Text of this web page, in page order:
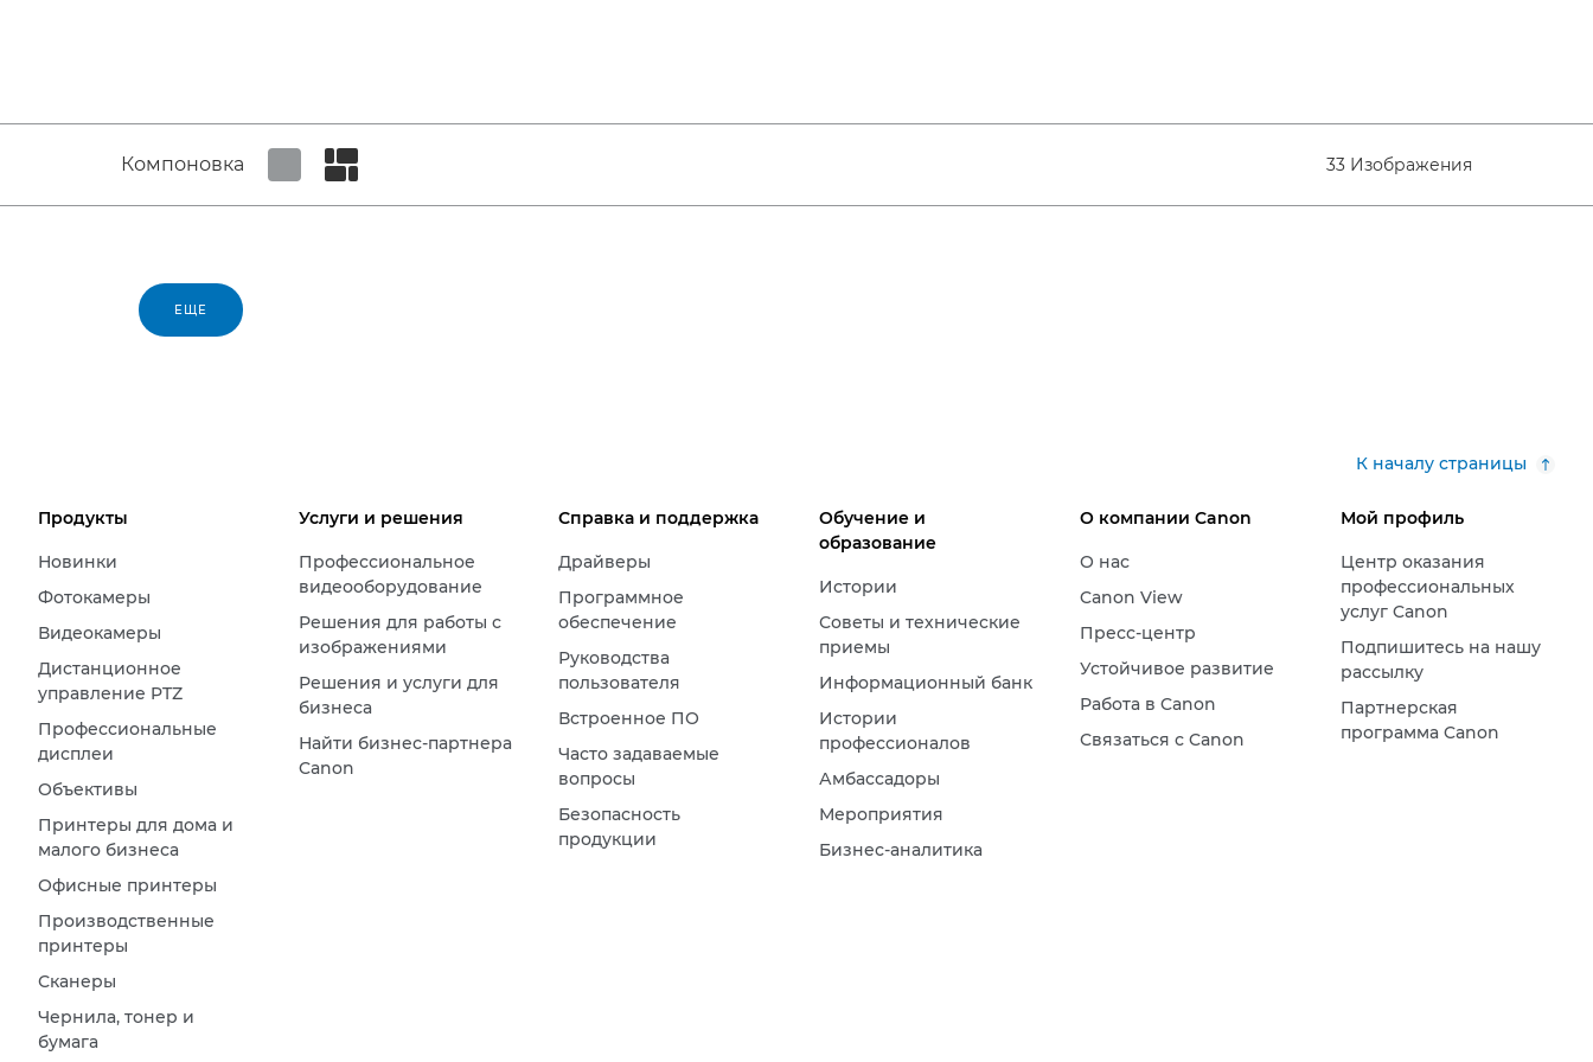
Компоновка 33 Изображения
ЕЩЕ
К началу страницы
Продукты
Новинки
Фотокамеры
Видеокамеры
Дистанционное
управление PTZ
Профессиональные
дисплеи
Объективы
Принтеры для дома и
малого бизнеса
Офисные принтеры
Производственные
принтеры
Сканеры
Чернила, тонер и
бумага
Услуги и решения
Профессиональное
видеооборудование
Решения для работы с
изображениями
Решения и услуги для
бизнеса
Найти бизнес-партнера
Canon
Справка и поддержка
Драйверы
Программное
обеспечение
Руководства
пользователя
Встроенное ПО
Часто задаваемые
вопросы
Безопасность
продукции
Обучение и
образование
Истории
Советы и технические
приемы
Информационный банк
Истории
профессионалов
Амбассадоры
Мероприятия
Бизнес-аналитика
О компании Canon
О нас
Canon View
Пресс-центр
Устойчивое развитие
Работа в Canon
Связаться с Canon
Мой профиль
Центр оказания
профессиональных
услуг Canon
Подпишитесь на нашу
рассылку
Партнерская
программа Canon